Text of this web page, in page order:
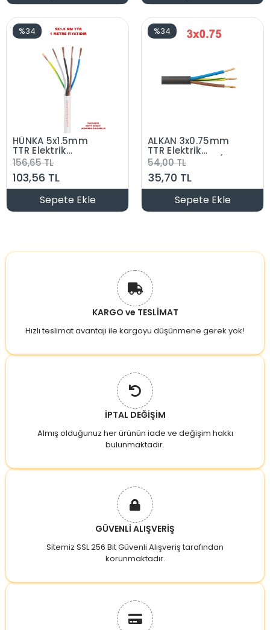
%34
HÜNKA 5x1.5mm
TTR Elektrik
Kablosu BEYAZ
(Çok Telli Esnek
Kablo)
156,65 TL
103,56 TL
Sepete Ekle
%34
ALKAN 3x0.75mm
TTR Elektrik
Kablosu SİYAH (Çok
Telli Esnek Kablo)
54,00 TL
35,70 TL
Sepete Ekle
KARGO ve TESLİMAT
Hızlı teslimat avantajı ile kargoyu düşünmene gerek yok!
İPTAL DEĞİŞİM
Almış olduğunuz her ürünün iade ve değişim hakkı
bulunmaktadır.
GÜVENLİ ALIŞVERİŞ
Sitemiz SSL 256 Bit Güvenli Alışveriş tarafından
korunmaktadır.